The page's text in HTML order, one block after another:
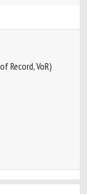
Record, VoR)